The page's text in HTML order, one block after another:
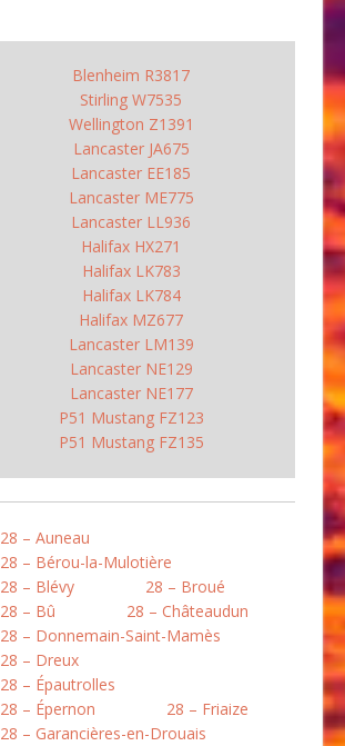
Blenheim R3817
Stirling W7535
Wellington Z1391
Lancaster JA675
Lancaster EE185
Lancaster ME775
Lancaster LL936
Halifax HX271
Halifax LK783
Halifax LK784
Halifax MZ677
Lancaster LM139
Lancaster NE129
Lancaster NE177
P51 Mustang FZ123
P51 Mustang FZ135
28 – Auneau
28 – Bérou-la-Mulotière
28 – Blévy
28 – Broué
28 – Bû
28 – Châteaudun
28 – Donnemain-Saint-Mamès
28 – Dreux
28 – Épautrolles
28 – Épernon
28 – Friaize
28 – Garancières-en-Drouais